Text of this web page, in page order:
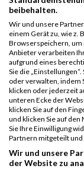
beibehalten.
Wir und unsere
einem Gerät zu, wie z.
Browserspeichern, um
Anbieter verarbeiten
aufgrund eines
Sie die
oder verwalten, indem
klicken oder jederzeit
unteren Ecke der
klicken Sie auf den
und klicken Sie auf den
Sie Ihre Einwilligung
Partnern mitgeteilt und
Wir und unsere
der Website zu